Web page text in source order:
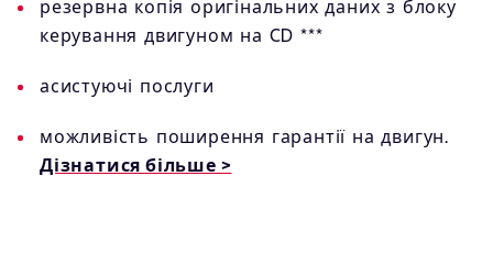
резервна копія оригінальних даних з блоку
керування двигуном на CD ***
асистуючі послуги
можливість поширення гарантії на двигун.
Дізнатися більше >